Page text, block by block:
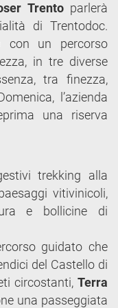
Trentoparlerà
di Trentodoc.
con un percorso
in tre diverse
tra finezza,
l’azienda
una riserva
trekking alla
vitivinicoli,
e bollicine di
guidato che
del Castello di
circostanti, Terra
una passeggiata